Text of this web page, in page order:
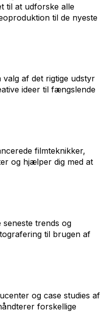
til at udforske alle
til de nyeste
af det rigtige udstyr
ideer til fængslende
filmteknikker,
og hjælper dig med at
trends og
til brugen af
og case studies af
forskellige